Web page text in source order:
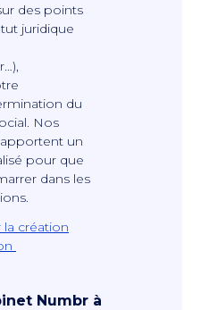
des points
juridique
du
Nos
un
pour que
dans les
la création
Numbr à